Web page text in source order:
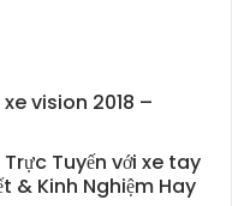
vision 2018 –
Tuyến với xe tay
& Kinh Nghiệm Hay